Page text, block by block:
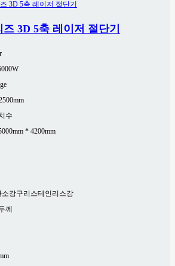
3D 5축 레이저 절단기
수
* 4200mm
소강구리스테인리스강
께